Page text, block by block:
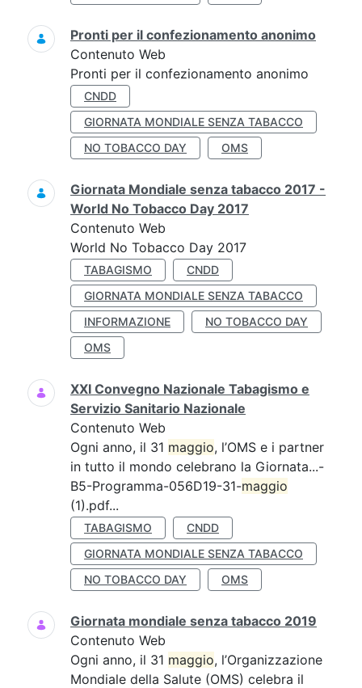
Pronti per il confezionamento anonimo
Contenuto Web
Pronti per il confezionamento anonimo
CNDD
GIORNATA MONDIALE SENZA TABACCO
NO TOBACCO DAY
OMS
Giornata Mondiale senza tabacco 2017 -
World No Tobacco Day 2017
Contenuto Web
World No Tobacco Day 2017
TABAGISMO
CNDD
GIORNATA MONDIALE SENZA TABACCO
INFORMAZIONE
NO TOBACCO DAY
OMS
XXI Convegno Nazionale Tabagismo e
Servizio Sanitario Nazionale
Contenuto Web
Ogni anno, il 31 maggio, l’OMS e i partner
in tutto il mondo celebrano la Giornata...-
B5-Programma-056D19-31-maggio
(1).pdf...
TABAGISMO
CNDD
GIORNATA MONDIALE SENZA TABACCO
NO TOBACCO DAY
OMS
Giornata mondiale senza tabacco 2019
Contenuto Web
Ogni anno, il 31 maggio, l’Organizzazione
Mondiale della Salute (OMS) celebra il